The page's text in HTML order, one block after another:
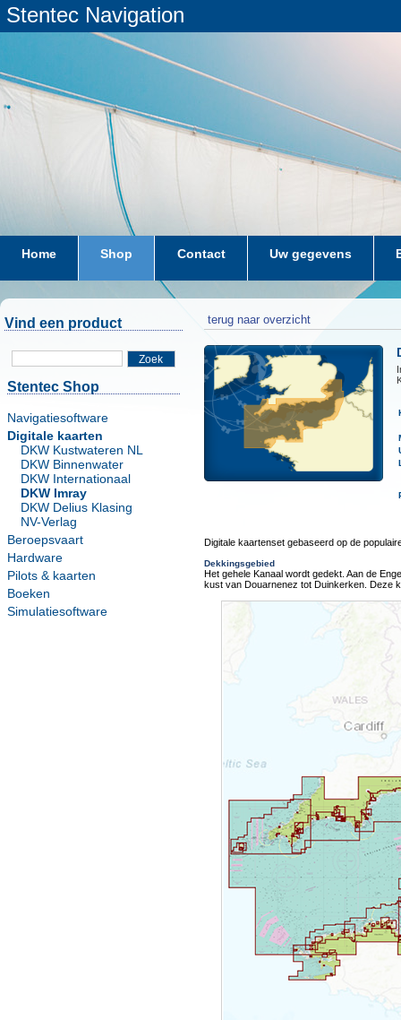
Stentec Navigation
Home Shop Contact Uw gegevens
Vind een product
Zoek
Stentec Shop
Navigatiesoftware
Digitale kaarten
DKW Kustwateren NL
DKW Binnenwater
DKW Internationaal
DKW Imray
DKW Delius Klasing
NV-Verlag
Beroepsvaart
Hardware
Pilots & kaarten
Boeken
Simulatiesoftware
terug naar overzicht
Digitale kaartenset gebaseerd op de
Dekkingsgebied
Het gehele Kanaal wordt gedekt. Aan de
kust van Douarnenez tot Duinkerken. Deze